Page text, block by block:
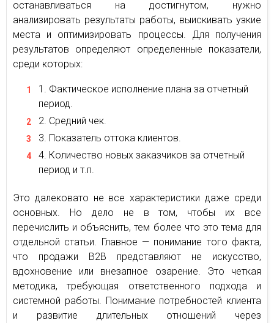
останавливаться на достигнутом, нужно
анализировать результаты работы, выискивать узкие
места и оптимизировать процессы. Для получения
результатов определяют определенные показатели,
среди которых:
Фактическое исполнение плана за отчетный
период.
Средний чек.
Показатель оттока клиентов.
Количество новых заказчиков за отчетный
период и т.п.
Это далековато не все характеристики даже среди
основных. Но дело не в том, чтобы их все
перечислить и объяснить, тем более что это тема для
отдельной статьи. Главное — понимание того факта,
что продажи В2В представляют не искусство,
вдохновение или внезапное озарение. Это четкая
методика, требующая ответственного подхода и
системной работы. Понимание потребностей клиента
и развитие длительных отношений через